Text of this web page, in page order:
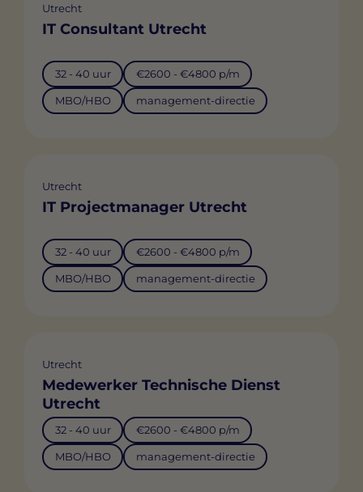
Utrecht
IT Consultant Utrecht
32 - 40 uur €2600 - €4800 p/m
MBO/HBO management-directie
Utrecht
IT Projectmanager Utrecht
32 - 40 uur €2600 - €4800 p/m
MBO/HBO management-directie
Utrecht
Medewerker Technische Dienst
Utrecht
32 - 40 uur €2600 - €4800 p/m
MBO/HBO management-directie